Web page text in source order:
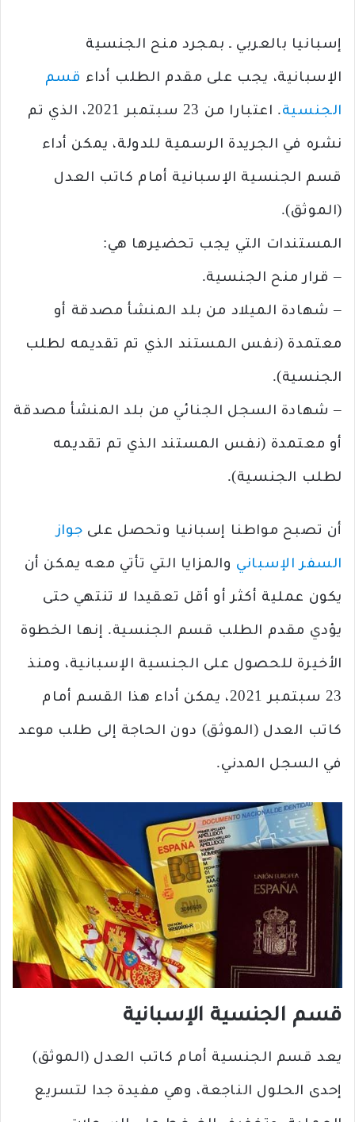
إسبانيا بالعربي ـ بمجرد منح الجنسية
الإسبانية، يجب على مقدم الطلب أداء قسم
الجنسية . اعتبارا من 23 سبتمبر 2021، الذي تم
نشره في الجريدة الرسمية للدولة، يمكن أداء
قسم الجنسية الإسبانية أمام كاتب العدل
(الموثق).
المستندات التي يجب تحضيرها هي:
– قرار منح الجنسية.
– شهادة الميلاد من بلد المنشأ مصدقة أو
معتمدة (نفس المستند الذي تم تقديمه لطلب
الجنسية).
– شهادة السجل الجنائي من بلد المنشأ مصدقة
أو معتمدة (نفس المستند الذي تم تقديمه
لطلب الجنسية).
أن تصبح مواطنا إسبانيا وتحصل على جواز
السفر الإسباني والمزايا التي تأتي معه يمكن أن
يكون عملية أكثر أو أقل تعقيدا لا تنتهي حتى
يؤدي مقدم الطلب قسم الجنسية. إنها الخطوة
الأخيرة للحصول على الجنسية الإسبانية، ومنذ
23 سبتمبر 2021، يمكن أداء هذا القسم أمام
كاتب العدل (الموثق) دون الحاجة إلى طلب موعد
في السجل المدني.
قسم الجنسية الإسبانية
يعد قسم الجنسية أمام كاتب العدل (الموثق)
إحدى الحلول الناجعة، وهي مفيدة جدا لتسريع